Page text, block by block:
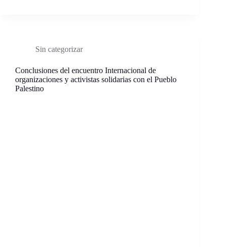
Sin categorizar
Conclusiones del encuentro Internacional de
organizaciones y activistas solidarias con el Pueblo
Palestino